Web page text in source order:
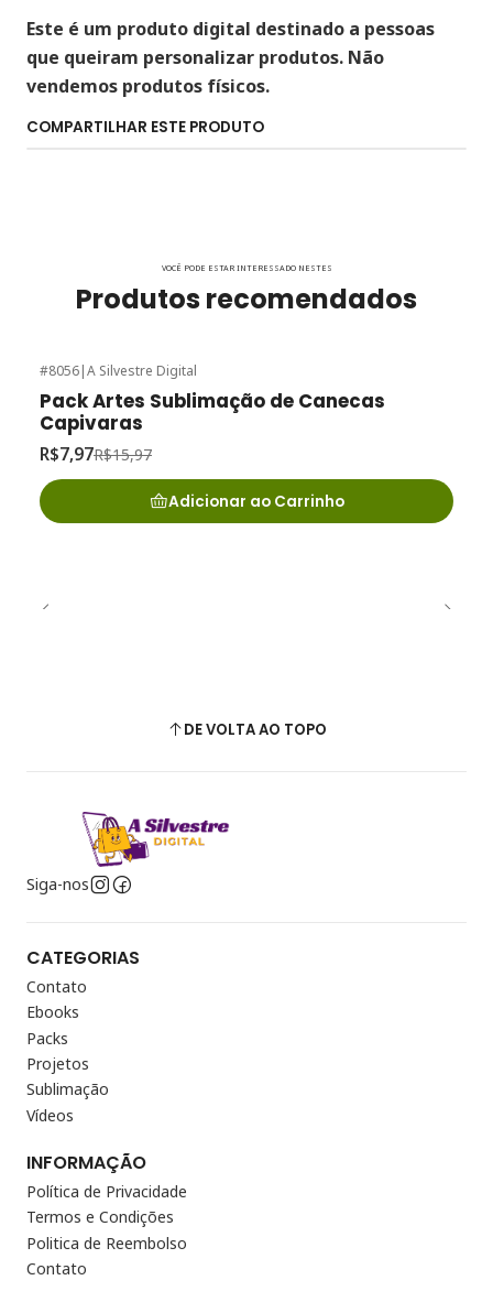
Este é um produto digital destinado a pessoas
que queiram personalizar produtos. Não
vendemos produtos físicos.
COMPARTILHAR ESTE PRODUTO
VOCÊ PODE ESTAR INTERESSADO NESTES
Produtos recomendados
#8056|A Silvestre Digital
Pack Artes Sublimação de Canecas
Capivaras
R$7,97R$15,97
Adicionar ao Carrinho
DE VOLTA AO TOPO
Siga-nos
CATEGORIAS
Contato
Ebooks
Packs
Projetos
Sublimação
Vídeos
INFORMAÇÃO
Política de Privacidade
Termos e Condições
Politica de Reembolso
Contato